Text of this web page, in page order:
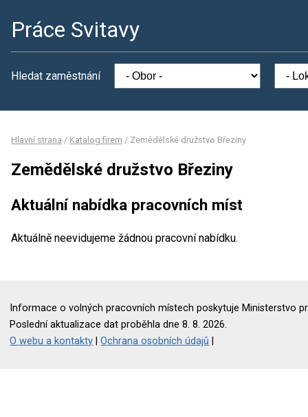
Práce Svitavy
Hledat zaměstnání
Hlavní strana / Katalog firem / Zemědělské družstvo Březiny
Zemědělské družstvo Březiny
Aktuální nabídka pracovních míst
Aktuálně neevidujeme žádnou pracovní nabídku.
Informace o volných pracovních místech poskytuje Ministerstvo
Poslední aktualizace dat proběhla dne 8. 8. 2026.
O webu a kontakty |Ochrana osobních údajů